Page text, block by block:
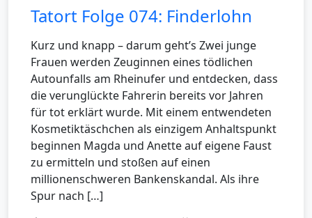
Tatort Folge 074: Finderlohn
Kurz und knapp – darum geht’s Zwei junge
Frauen werden Zeuginnen eines tödlichen
Autounfalls am Rheinufer und entdecken, dass
die verunglückte Fahrerin bereits vor Jahren
für tot erklärt wurde. Mit einem entwendeten
Kosmetiktäschchen als einzigem Anhaltspunkt
beginnen Magda und Anette auf eigene Faust
zu ermitteln und stoßen auf einen
millionenschweren Bankenskandal. Als ihre
Spur nach […]